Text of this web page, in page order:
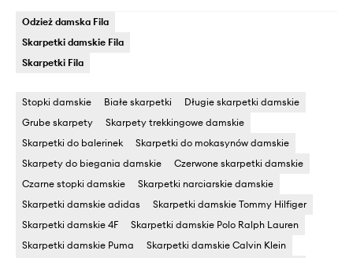
Odzież damska Fila
Skarpetki damskie Fila
Skarpetki Fila
Stopki damskie Białe skarpetki
Długie skarpetki damskie
Grube skarpety
Skarpety trekkingowe damskie
Skarpetki do balerinek
Skarpetki do mokasynów damskie
Skarpety do biegania damskie
Czerwone skarpetki damskie
Czarne stopki damskie
Skarpetki narciarskie damskie
Skarpetki damskie adidas
Skarpetki damskie Tommy Hilfiger
Skarpetki damskie 4F
Skarpetki damskie Polo Ralph Lauren
Skarpetki damskie Puma
Skarpetki damskie Calvin Klein